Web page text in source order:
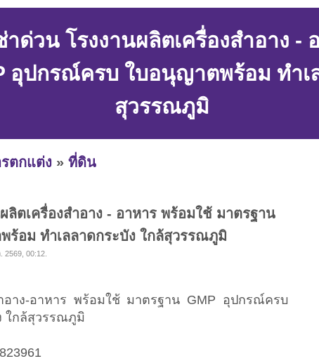
าด่วน โรงงานผลิตเครื่องสำอาง -
อุปกรณ์ครบ ใบอนุญาตพร้อม ทำเ
สุวรรณภูมิ
ตกแต่ง » ที่ดิน
ลิตเครื่องสำอาง - อาหาร พร้อมใช้ มาตรฐาน
อม ทำเลลาดกระบัง ใกล้สุวรรณภูมิ
00:12.
อาง-อาหาร พร้อมใช้ มาตรฐาน GMP อุปกรณ์ครบ
ใกล้สุวรรณภูมิ